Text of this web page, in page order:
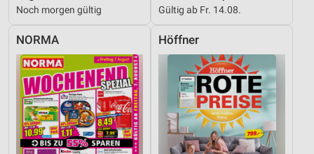
Noch morgen gültig Gültig ab Fr. 14.08.
NORMA Höffner